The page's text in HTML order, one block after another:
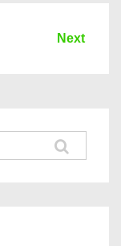
Next